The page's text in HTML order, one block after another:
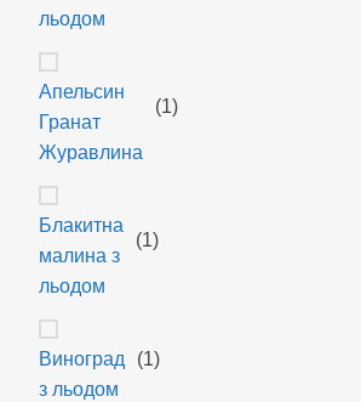
льодом
Апельсин
Гранат
Журавлина
(1)
Блакитна
малина з
льодом
(1)
Виноград
з льодом
(1)